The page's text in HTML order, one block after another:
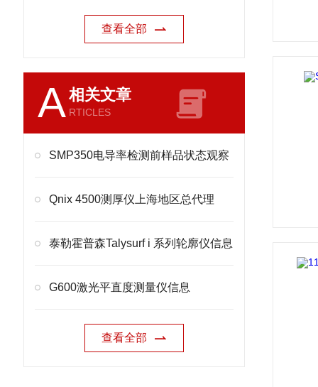
查看全部
A相关文章
RTICLES
SMP350电导率检测前样品状态观察
Qnix 4500测厚仪上海地区总代理
泰勒霍普森Talysurf i 系列轮廓仪信息
G600激光平直度测量仪信息
查看全部